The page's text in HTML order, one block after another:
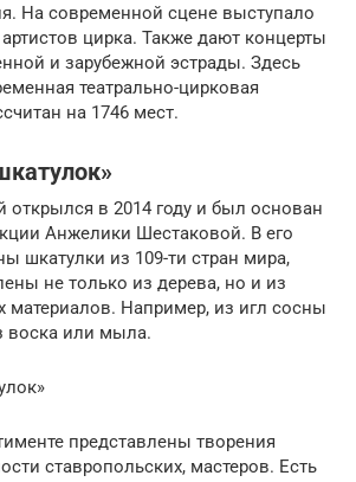
На современной сцене выступало
цирка. Также дают концерты
и зарубежной эстрады. Здесь
театрально-цирковая
на 1746 мест.
в 2014 году и был основан
Анжелики Шестаковой. В его
шкатулки из 109-ти стран мира,
не только из дерева, но и из
Например, из игл сосны
воска или мыла.
представлены творения
ставропольских, мастеров. Есть